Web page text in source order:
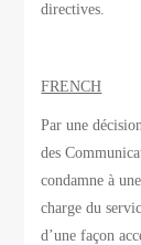
directives.
FRENCH
Par une
des
condamne à
charge du
d’une façon